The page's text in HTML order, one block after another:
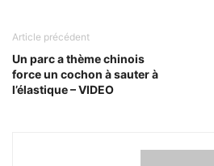
Article précédent
Un parc a thème chinois
force un cochon à sauter à
l’élastique – VIDEO